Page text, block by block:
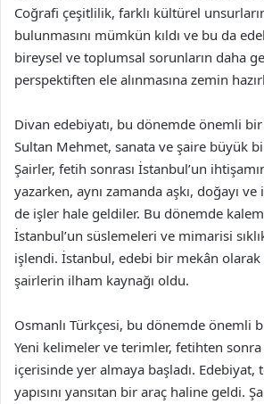
Coğrafi çeşitlilik, farklı kültürel
bulunmasını mümkün kıldı ve bu da
bireysel ve toplumsal sorunların daha
perspektiften ele alınmasına zemin
Divan edebiyatı, bu dönemde önemli
Sultan Mehmet, sanata ve şaire büyük
Şairler, fetih sonrası İstanbul’un
yazarken, aynı zamanda aşkı, doğayı
de işler hale geldiler. Bu dönemde
İstanbul’un süslemeleri ve mimarisi
işlendi. İstanbul, edebi bir mekân
şairlerin ilham kaynağı oldu.
Osmanlı Türkçesi, bu dönemde önemli
Yeni kelimeler ve terimler, fetihten
içerisinde yer almaya başladı.
yapısını yansıtan bir araç haline geldi.